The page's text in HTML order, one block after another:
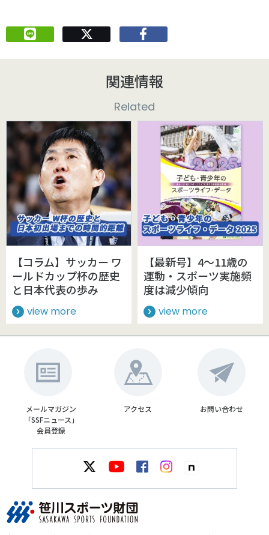
関連情報
Related
【コラム】サッカー ワ
ールドカップ杯の歴史
と日本代表の歩み
view more
【最新号】4～11歳の
運動・スポーツ実施頻
度は減少傾向
view more
メールマガジン
「SSFニュース」
会員登録
アクセス お問い合わせ